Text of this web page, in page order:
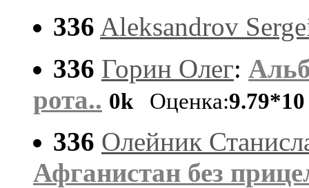
336 Aleksandrov
336 Горин Олег:
рота.. 0k Оценка:9.79*10
336 Олейник
Афганистан без